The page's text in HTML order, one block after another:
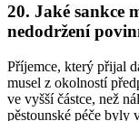
20. Jaké sankce
nedodržení
Příjemce, který přijal
musel z okolností
ve vyšší částce, než
pěstounské péče byly